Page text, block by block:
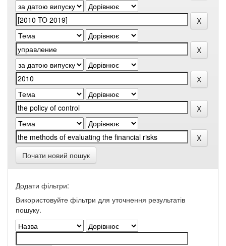
Почати новий пошук
Додати фільтри:
Використовуйте фільтри для уточнення результатів
пошуку.